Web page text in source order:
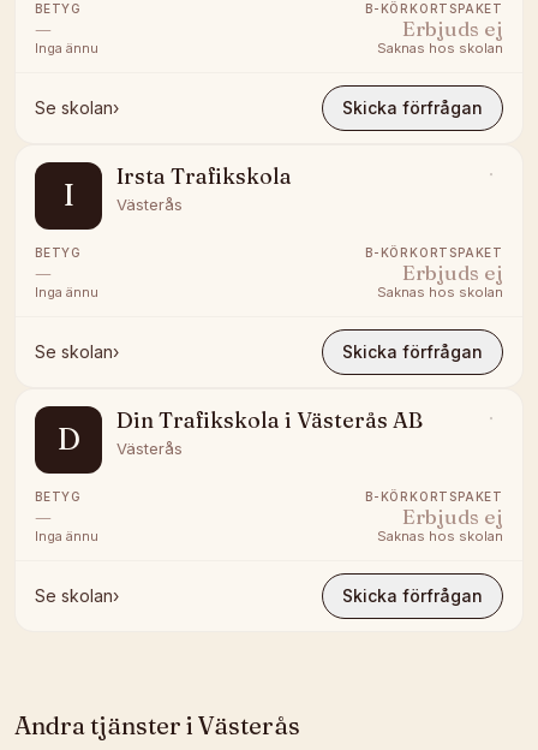
BETYG
—
Inga ännu
B-KÖRKORTSPAKET
Erbjuds ej
Saknas hos skolan
Se skolan› Skicka förfrågan
I
Irsta Trafikskola
Västerås
BETYG
—
Inga ännu
B-KÖRKORTSPAKET
Erbjuds ej
Saknas hos skolan
Se skolan› Skicka förfrågan
D
Din Trafikskola i Västerås AB
Västerås
BETYG
—
Inga ännu
B-KÖRKORTSPAKET
Erbjuds ej
Saknas hos skolan
Se skolan› Skicka förfrågan
Andra tjänster i Västerås